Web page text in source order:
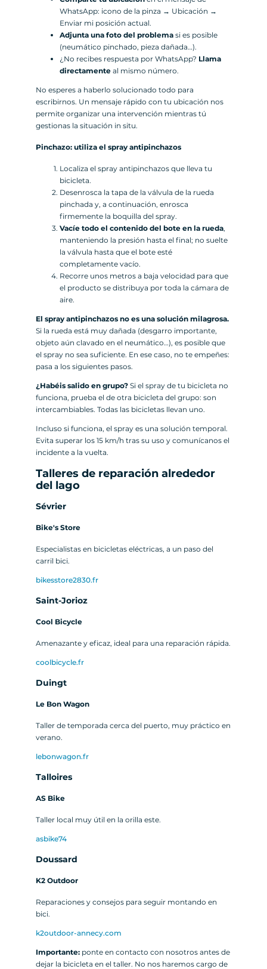
WhatsApp: icono de la pinza → Ubicación →
Enviar mi posición actual.
Adjunta una foto del problema si es posible
(neumático pinchado, pieza dañada…).
¿No recibes respuesta por WhatsApp? Llama
directamente al mismo número.
No esperes a haberlo solucionado todo para
escribirnos. Un mensaje rápido con tu ubicación nos
permite organizar una intervención mientras tú
gestionas la situación in situ.
Pinchazo: utiliza el spray antipinchazos
Localiza el spray antipinchazos que lleva tu
bicicleta.
Desenrosca la tapa de la válvula de la rueda
pinchada y, a continuación, enrosca
firmemente la boquilla del spray.
Vacíe todo el contenido del bote en la rueda,
manteniendo la presión hasta el final; no suelte
la válvula hasta que el bote esté
completamente vacío.
Recorre unos metros a baja velocidad para que
el producto se distribuya por toda la cámara de
aire.
El spray antipinchazos no es una solución milagrosa.
Si la rueda está muy dañada (desgarro importante,
objeto aún clavado en el neumático…), es posible que
el spray no sea suficiente. En ese caso, no te empeñes:
pasa a los siguientes pasos.
¿Habéis salido en grupo? Si el spray de tu bicicleta no
funciona, prueba el de otra bicicleta del grupo: son
intercambiables. Todas las bicicletas llevan uno.
Incluso si funciona, el spray es una solución temporal.
Evita superar los 15 km/h tras su uso y comunícanos el
incidente a la vuelta.
Talleres de reparación alrededor
del lago
Sévrier
Bike's Store
Especialistas en bicicletas eléctricas, a un paso del
carril bici.
bikesstore2830.fr
Saint-Jorioz
Cool Bicycle
Amenazante y eficaz, ideal para una reparación rápida.
coolbicycle.fr
Duingt
Le Bon Wagon
Taller de temporada cerca del puerto, muy práctico en
verano.
lebonwagon.fr
Talloires
AS Bike
Taller local muy útil en la orilla este.
asbike74
Doussard
K2 Outdoor
Reparaciones y consejos para seguir montando en
bici.
k2outdoor-annecy.com
Importante: ponte en contacto con nosotros antes de
dejar la bicicleta en el taller. No nos haremos cargo de